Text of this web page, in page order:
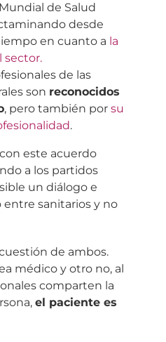
de Salud
desde
en cuanto a la
sector.
de las
son reconocidos
, pero también por su
.
este acuerdo
a los partidos
un diálogo e
sanitarios y no
de ambos.
médico y otro no, al
comparten la
el paciente es